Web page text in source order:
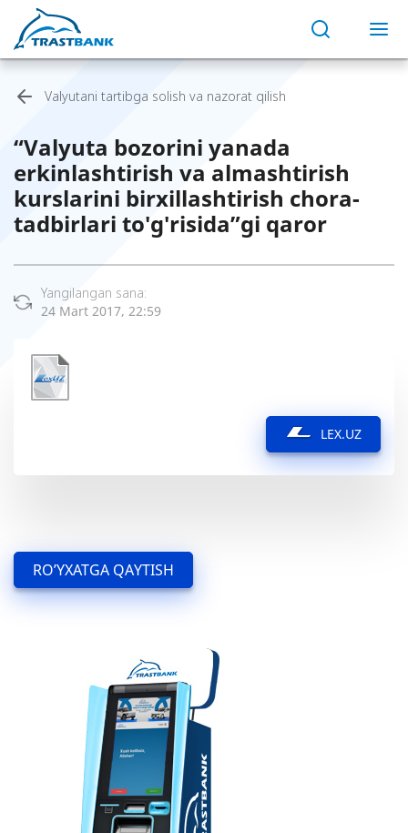
Valyutani tartibga solish va nazorat qilish
“Valyuta bozorini yanada
erkinlashtirish va almashtirish
kurslarini birxillashtirish chora-
tadbirlari to'g'risida”gi qaror
Yangilangan sana:
24 Mart 2017, 22:59
LEX.UZ
RO’YXATGA QAYTISH